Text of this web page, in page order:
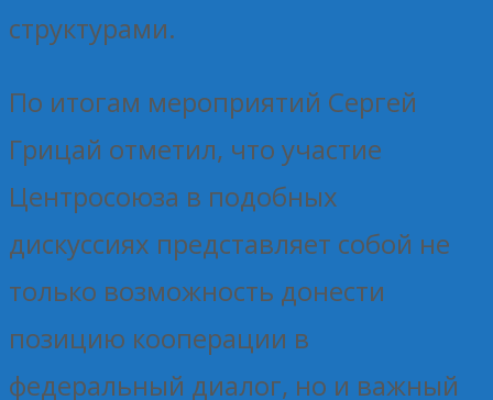
структурами.
По итогам мероприятий Сергей
Грицай отметил, что участие
Центросоюза в подобных
дискуссиях представляет собой не
только возможность донести
позицию кооперации в
федеральный диалог, но и важный